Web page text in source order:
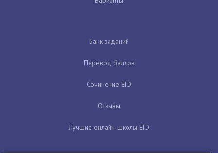
Банк заданий
Перевод баллов
Сочинение ЕГЭ
Отзывы
Лучшие онлайн-школы ЕГЭ